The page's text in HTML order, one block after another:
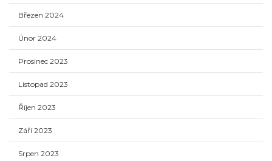
Březen 2024
Únor 2024
Prosinec 2023
Listopad 2023
Říjen 2023
Září 2023
Srpen 2023